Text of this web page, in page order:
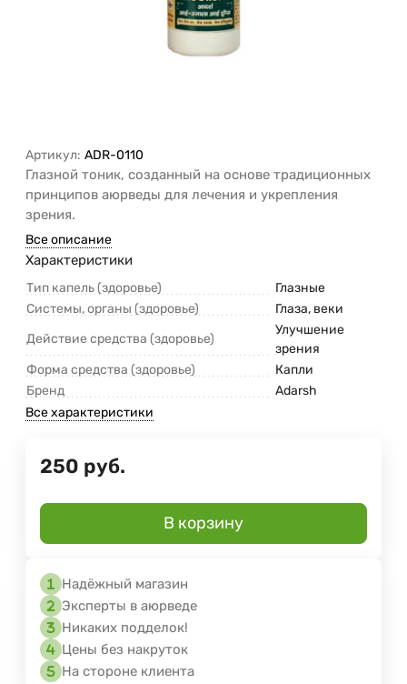
Артикул: ADR-0110
Глазной тоник, созданный на основе традиционных
принципов аюрведы для лечения и укрепления
зрения.
Все описание
Характеристики
Тип капель (здоровье)
Глазные
Системы, органы (здоровье)
Глаза, веки
Действие средства (здоровье)
Улучшение
зрения
Форма средства (здоровье)
Капли
Бренд
Adarsh
Все характеристики
250 руб.
В корзину
Надёжный магазин
Эксперты в аюрведе
Никаких подделок!
Цены без накруток
На стороне клиента